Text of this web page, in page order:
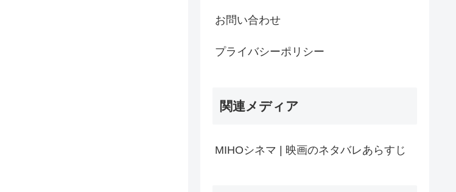
お問い合わせ
プライバシーポリシー
関連メディア
MIHOシネマ | 映画のネタバレあらすじ